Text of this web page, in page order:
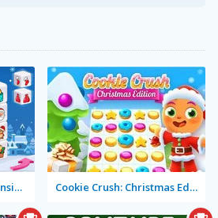
Holiday Mahjong Dimensions Cookie Crush: Christmas Edition